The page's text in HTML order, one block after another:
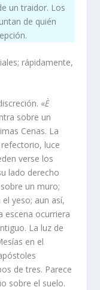
un traidor. Los
de quién
rápidamente,
«È
sobre un
Cenas. La
luce
verse los
lado derecho
un muro;
yeso; aun así,
escena ocurriera
La luz de
en el
de tres. Parece
sobre el suelo.